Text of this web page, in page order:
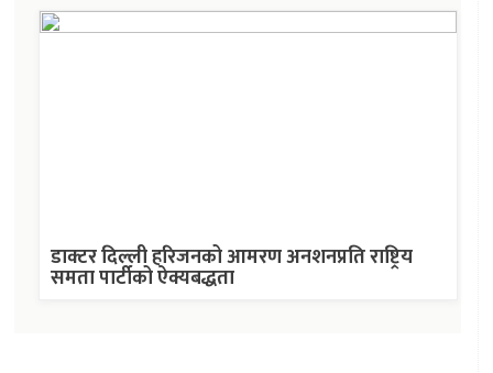
डाक्टर दिल्ली हरिजनको आमरण अनशनप्रति राष्ट्रिय
समता पार्टीको ऐक्यबद्धता